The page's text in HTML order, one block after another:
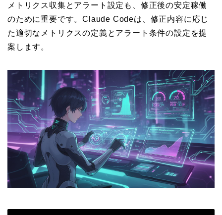
メトリクス収集とアラート設定も、修正後の安定稼働
のために重要です。Claude Codeは、修正内容に応じ
た適切なメトリクスの定義とアラート条件の設定を提
案します。